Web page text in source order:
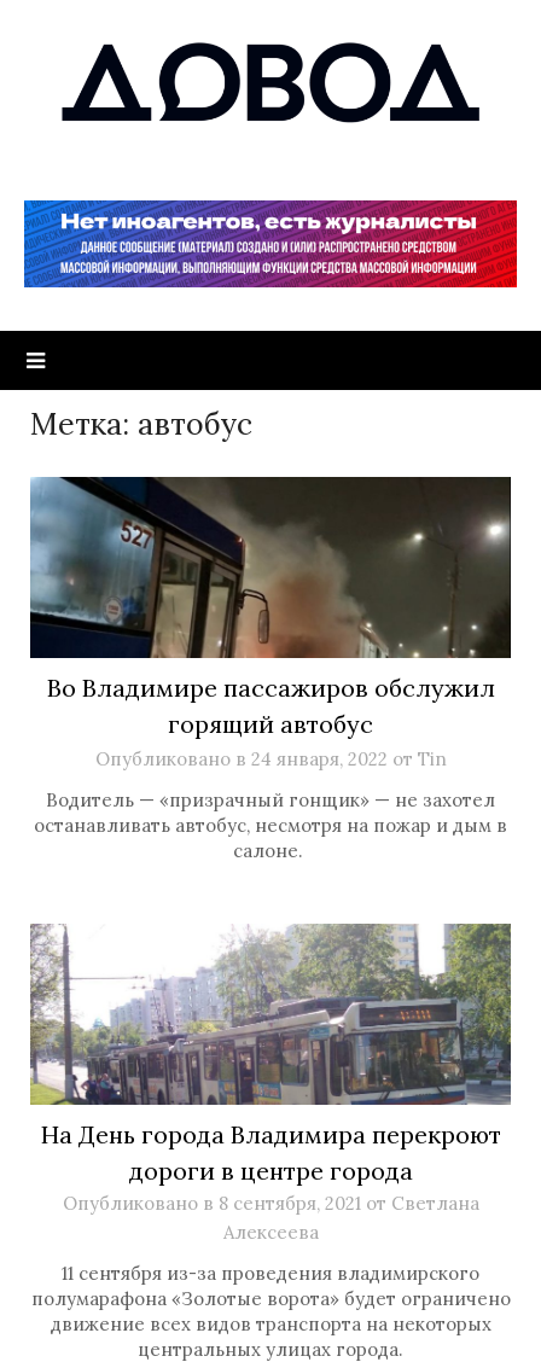
Метка: автобус
Во Владимире пассажиров обслужил
горящий автобус
Опубликовано в 24 января, 2022 от Tin
Водитель — «призрачный гонщик» — не захотел
останавливать автобус, несмотря на пожар и дым в
салоне.
На День города Владимира перекроют
дороги в центре города
Опубликовано в 8 сентября, 2021 от Светлана
Алексеева
11 сентября из-за проведения владимирского
полумарафона «Золотые ворота» будет ограничено
движение всех видов транспорта на некоторых
центральных улицах города.